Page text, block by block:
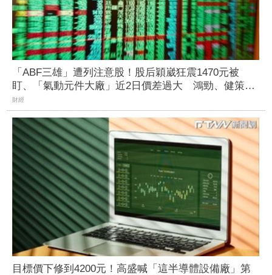
「ABF三雄」遭列注意股！股后穎崴狂震1470元被
盯、「氣動元件大廠」近2日價差過大 鴻勁、健策等
26檔個股拉警報
財經
目標價下修到4200元！高盛喊「這半導體設備廠」第